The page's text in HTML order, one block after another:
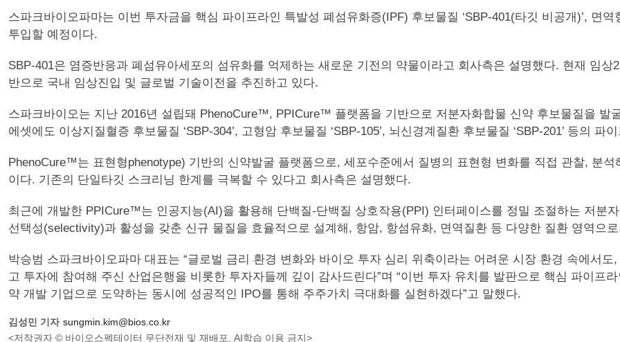
스파크바이오파마는 이번 투자금을 핵심 파이프라인 특발성 폐섬유화증(IPF) 후보물질 ‘SBP-401(타깃 비공개)’, 면
투입할 예정이다.
SBP-401은 염증반응과 폐섬유아세포의 섬유화를 억제하는 새로운 기전의 약물이라고 회사측은 설명했다. 현재 임
반으로 국내 임상진입 및 글로벌 기술이전을 추진하고 있다.
스파크바이오는 지난 2016년 설립돼 PhenoCure™, PPICure™ 플랫폼을 기반으로 저분자화합물 신약 후보물질을 발
에셋에도 이상지질혈증 후보물질 ‘SBP-304’, 고형암 후보물질 ‘SBP-105’, 뇌신경계질환 후보물질 ‘SBP-201’ 등의 파
PhenoCure™는 표현형phenotype) 기반의 신약발굴 플랫폼으로, 세포수준에서 질병의 표현형 변화를 직접 관찰, 분
이다. 기존의 단일타깃 스크리닝 한계를 극복할 수 있다고 회사측은 설명했다.
최근에 개발한 PPICure™는 인공지능(AI)을 활용해 단백질-단백질 상호작용(PPI) 인터페이스를 정밀 조절하는 저분
선택성(selectivity)과 활성을 갖춘 신규 물질을 효율적으로 설계해, 항암, 항섬유화, 면역질환 등 다양한 질환 영역으
박승범 스파크바이오파마 대표는 “글로벌 금리 환경 변화와 바이오 투자 심리 위축이라는 어려운 시장 환경 속에서
고 투자에 참여해 주신 산업은행을 비롯한 투자자들께 깊이 감사드린다”며 “이번 투자 유치를 발판으로 핵심 파이프
약 개발 기업으로 도약하는 동시에 성공적인 IPO를 통해 주주가치 극대화를 실현하겠다”고 말했다.
김성민 기자 sungmin.kim@bios.co.kr
<저작권자 © 바이오스펙테이터 무단전재 및 재배포, AI학습 이용 금지>